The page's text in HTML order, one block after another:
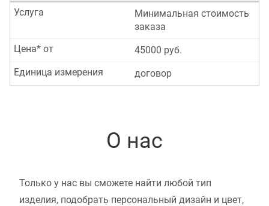
Минимальная стоимость
заказа
Услуга
45000 руб.
Цена* от
договор
Единица измерения
О нас
Только у нас вы сможете найти любой тип
изделия, подобрать персональный дизайн и цвет,